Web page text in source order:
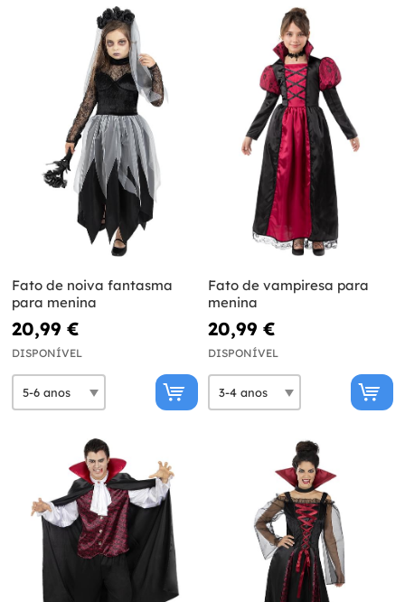
Fato de noiva fantasma
para menina
20,99 €
DISPONÍVEL
Fato de vampiresa para
menina
20,99 €
DISPONÍVEL